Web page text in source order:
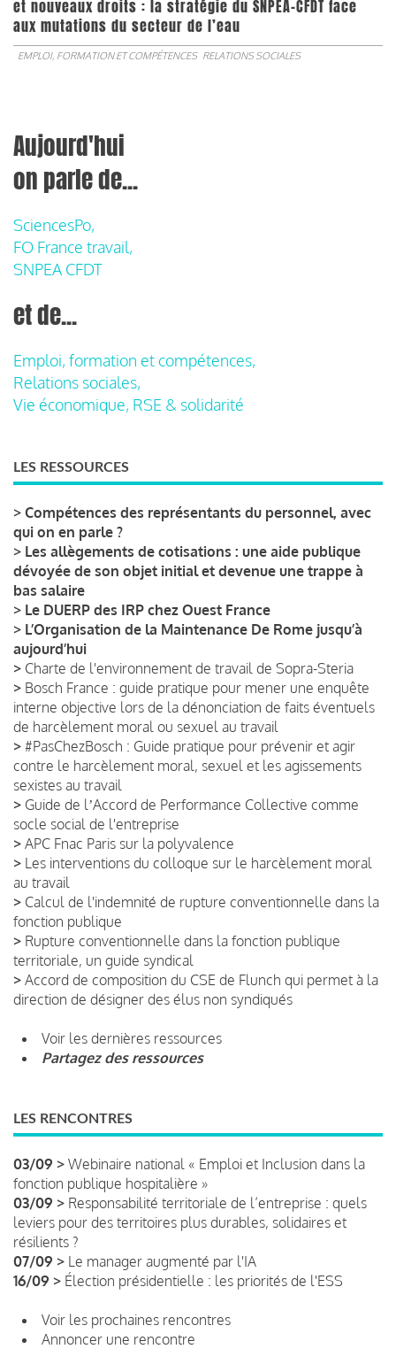
et nouveaux droits : la stratégie du SNPEA-CFDT face
aux mutations du secteur de l’eau
EMPLOI, FORMATION ET COMPÉTENCES RELATIONS SOCIALES
Aujourd'hui
on parle de...
SciencesPo,
FO France travail,
SNPEA CFDT
et de...
Emploi, formation et compétences,
Relations sociales,
Vie économique, RSE & solidarité
LES RESSOURCES
> Compétences des représentants du personnel, avec
qui on en parle ?
> Les allègements de cotisations : une aide publique
dévoyée de son objet initial et devenue une trappe à
bas salaire
> Le DUERP des IRP chez Ouest France
> L’Organisation de la Maintenance De Rome jusqu’à
aujourd’hui
> Charte de l'environnement de travail de Sopra-Steria
> Bosch France : guide pratique pour mener une enquête
interne objective lors de la dénonciation de faits éventuels
de harcèlement moral ou sexuel au travail
> #PasChezBosch : Guide pratique pour prévenir et agir
contre le harcèlement moral, sexuel et les agissements
sexistes au travail
> Guide de lʼAccord de Performance Collective comme
socle social de l'entreprise
> APC Fnac Paris sur la polyvalence
> Les interventions du colloque sur le harcèlement moral
au travail
> Calcul de l'indemnité de rupture conventionnelle dans la
fonction publique
> Rupture conventionnelle dans la fonction publique
territoriale, un guide syndical
> Accord de composition du CSE de Flunch qui permet à la
direction de désigner des élus non syndiqués
Voir les dernières ressources
Partagez des ressources
LES RENCONTRES
03/09 > Webinaire national « Emploi et Inclusion dans la
fonction publique hospitalière »
03/09 > Responsabilité territoriale de l’entreprise : quels
leviers pour des territoires plus durables, solidaires et
résilients ?
07/09 > Le manager augmenté par l'IA
16/09 > Élection présidentielle : les priorités de l'ESS
Voir les prochaines rencontres
Annoncer une rencontre